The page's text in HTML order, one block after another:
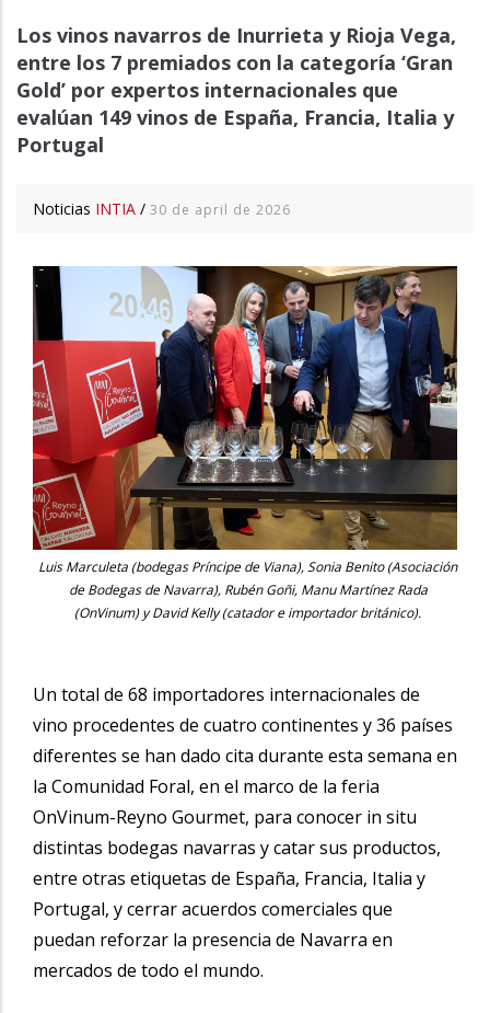
Los vinos navarros de Inurrieta y Rioja Vega,
entre los 7 premiados con la categoría ‘Gran
Gold’ por expertos internacionales que
evalúan 149 vinos de España, Francia, Italia y
Portugal
Noticias INTIA / 30 de april de 2026
Luis Marculeta (bodegas Príncipe de Viana), Sonia Benito (Asociación
de Bodegas de Navarra), Rubén Goñi, Manu Martínez Rada
(OnVinum) y David Kelly (catador e importador británico).
Un total de 68 importadores internacionales de
vino procedentes de cuatro continentes y 36 países
diferentes se han dado cita durante esta semana en
la Comunidad Foral, en el marco de la feria
OnVinum-Reyno Gourmet, para conocer in situ
distintas bodegas navarras y catar sus productos,
entre otras etiquetas de España, Francia, Italia y
Portugal, y cerrar acuerdos comerciales que
puedan reforzar la presencia de Navarra en
mercados de todo el mundo.